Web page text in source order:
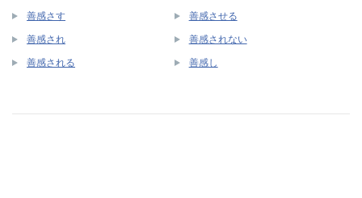
善感さす 善感させる
善感され 善感されない
善感される 善感し